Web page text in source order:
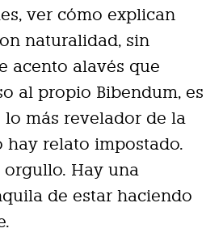
ver cómo explican
naturalidad, sin
acento alavés que
al propio Bibendum, es
más revelador de la
hay relato impostado.
Hay una
de estar haciendo